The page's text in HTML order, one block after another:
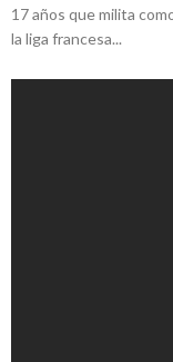
17 años que milita
la liga francesa...